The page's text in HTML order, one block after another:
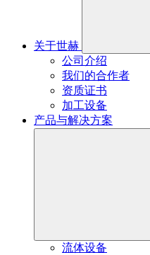
关于世赫
公司介绍
我们的合作者
资质证书
加工设备
产品与解决方案
流体设备